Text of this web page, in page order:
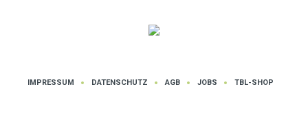
IMPRESSUM DATENSCHUTZ AGB JOBS TBL-SHOP